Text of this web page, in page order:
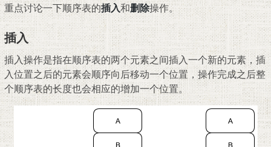
重点讨论一下顺序表的插入和删除操作。
插入
插入操作是指在顺序表的两个元素之间插入一个新的元素，插
入位置之后的元素会顺序向后移动一个位置，操作完成之后整
个顺序表的长度也会相应的增加一个位置。